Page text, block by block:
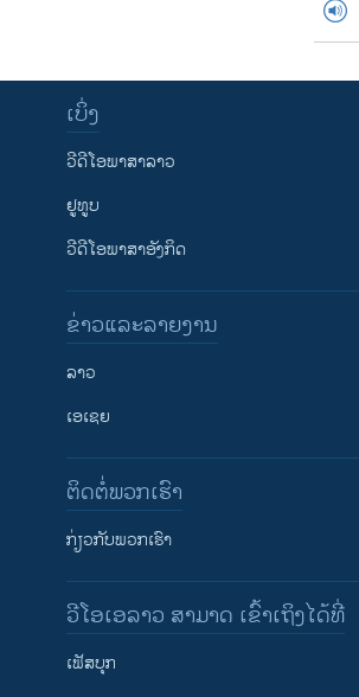
ເບິ່ງ
ວີດີໂອພາສາລາວ
ຢູທູບ
ວີດີໂອພາສາອັງກິດ
ຂ່າວແລະລາຍງານ
ລາວ
ເອເຊຍ
ຕິດຕໍ່ພວກເຮົາ
ກ່ຽວກັບພວກເຮົາ
ວີໂອເອລາວ ສາມາດ ເຂົ້າເຖິງໄດ້ທີ່
ເຟັສບຸກ